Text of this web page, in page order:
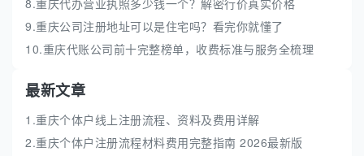
8.重庆代办营业执照多少钱一个？解密行价真实价格
9.重庆公司注册地址可以是住宅吗？看完你就懂了
10.重庆代账公司前十完整榜单，收费标准与服务全梳理
最新文章
1.重庆个体户线上注册流程、资料及费用详解
2.重庆个体户注册流程材料费用完整指南 2026最新版